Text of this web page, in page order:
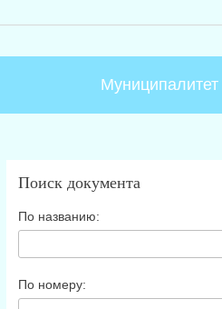
Муниципалитет
Поиск документа
По названию:
По номеру: